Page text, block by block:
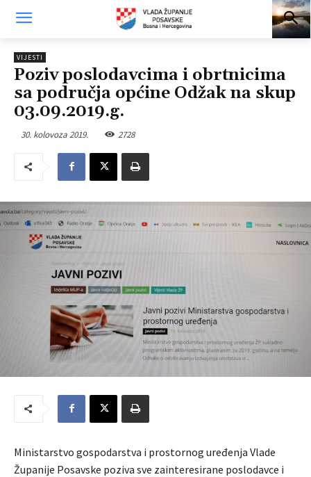
VIJESTI
Poziv poslodavcima i obrtnicima
sa područja općine Odžak na skup
03.09.2019.g.
30. kolovoza 2019. 2728
Ministarstvo gospodarstva i prostornog uređenja Vlade
Županije Posavske poziva sve zainteresirane poslodavce i